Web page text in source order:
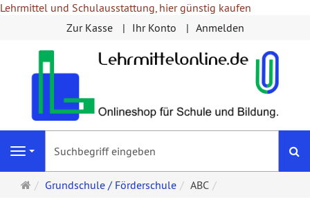
Lehrmittel und Schulausstattung, hier günstig kaufen
Zur Kasse
Ihr Konto Anmelden
Navigation
Startseite
Grundschule / Förderschule ABC